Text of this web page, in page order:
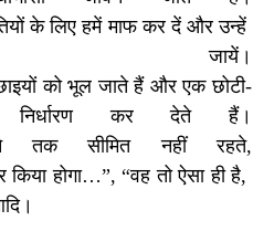
के लिए हमें माफ कर दें और उन्हें
को भूल जाते हैं और एक छोटी-
कर देते हैं।
तक सीमित नहीं रहते,
होगा…”, “वह तो ऐसा ही है,